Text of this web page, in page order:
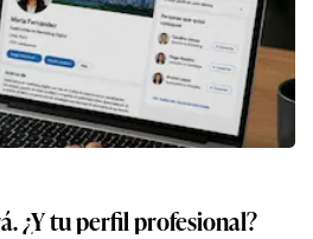
¿Y tu perfil profesional?